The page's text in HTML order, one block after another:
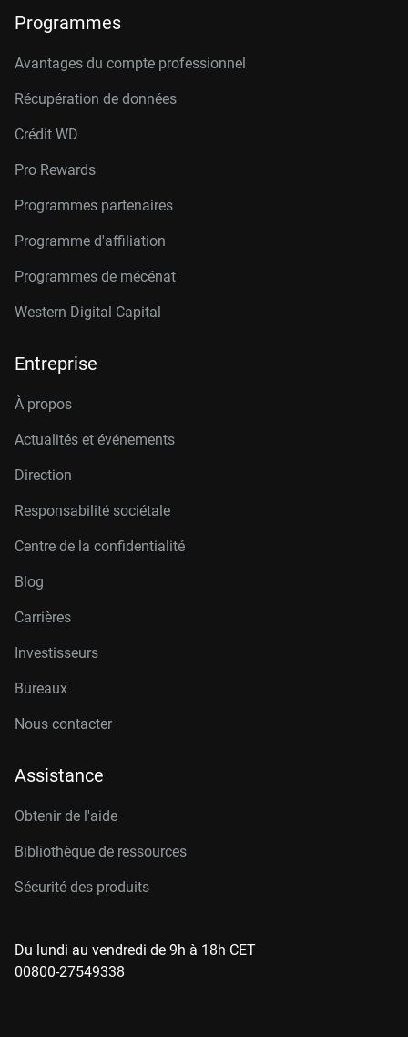
Programmes
Avantages du compte professionnel
Récupération de données
Crédit WD
Pro Rewards
Programmes partenaires
Programme d'affiliation
Programmes de mécénat
Western Digital Capital
Entreprise
À propos
Actualités et événements
Direction
Responsabilité sociétale
Centre de la confidentialité
Blog
Carrières
Investisseurs
Bureaux
Nous contacter
Assistance
Obtenir de l'aide
Bibliothèque de ressources
Sécurité des produits
Du lundi au vendredi de 9h à 18h CET
00800-27549338